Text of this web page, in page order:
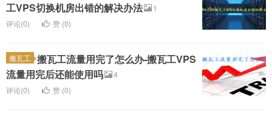
工VPS切换机房出错的解决办法
1
评论(0)
赞 (0)
搬瓦工
搬瓦工流量用完了怎么办-搬瓦工VPS
流量用完后还能使用吗
4
评论(0)
赞 (0)